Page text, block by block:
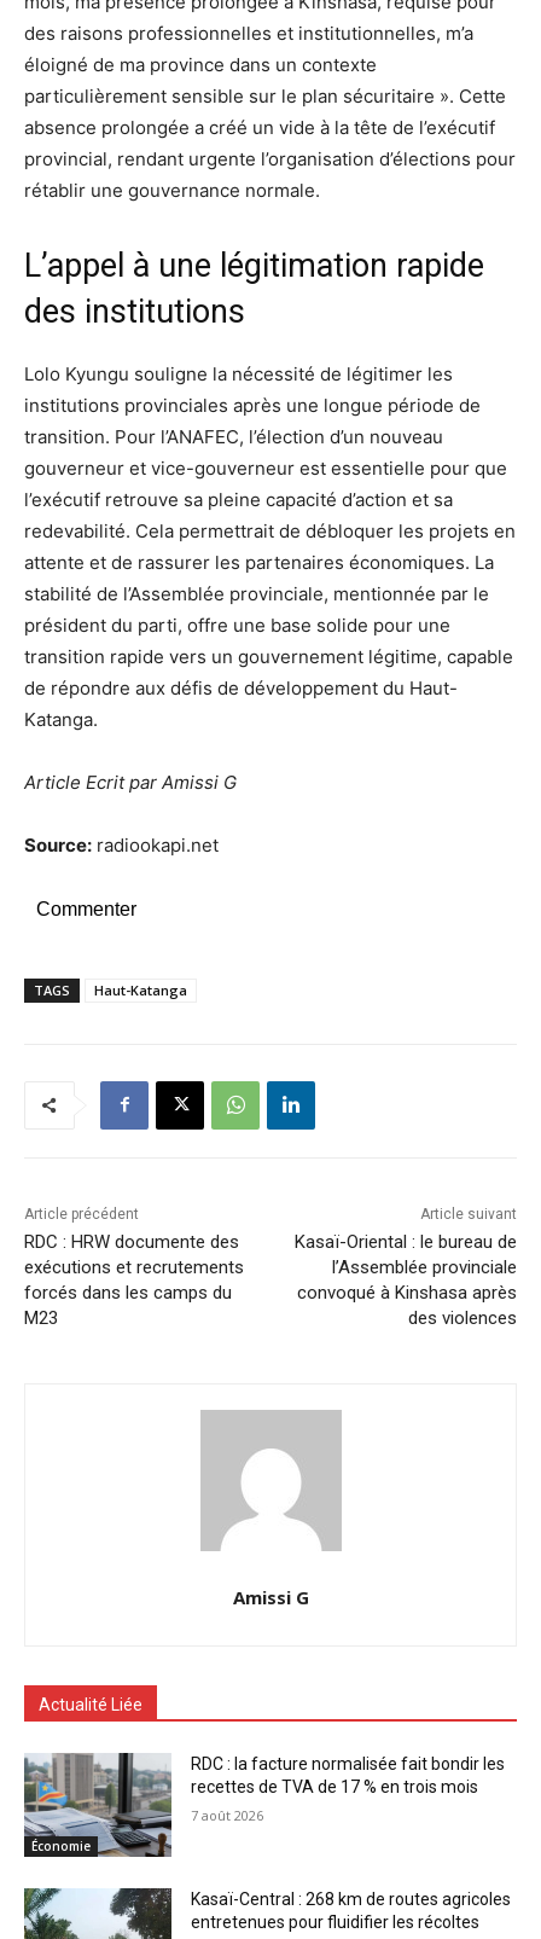
des raisons professionnelles et institutionnelles, m’a
éloigné de ma province dans un contexte
particulièrement sensible sur le plan sécuritaire ». Cette
absence prolongée a créé un vide à la tête de l’exécutif
provincial, rendant urgente l’organisation d’élections pour
rétablir une gouvernance normale.
L’appel à une légitimation rapide
des institutions
Lolo Kyungu souligne la nécessité de légitimer les
institutions provinciales après une longue période de
transition. Pour l’ANAFEC, l’élection d’un nouveau
gouverneur et vice-gouverneur est essentielle pour que
l’exécutif retrouve sa pleine capacité d’action et sa
redevabilité. Cela permettrait de débloquer les projets en
attente et de rassurer les partenaires économiques. La
stabilité de l’Assemblée provinciale, mentionnée par le
président du parti, offre une base solide pour une
transition rapide vers un gouvernement légitime, capable
de répondre aux défis de développement du Haut-
Katanga.
Article Ecrit par Amissi G
Source: radiookapi.net
Commenter
TAGS Haut-Katanga
Article précédent
RDC : HRW documente des
exécutions et recrutements
forcés dans les camps du
M23
Article suivant
Kasaï-Oriental : le bureau de
l’Assemblée provinciale
convoqué à Kinshasa après
des violences
Amissi G
Actualité Liée
Économie
RDC : la facture normalisée fait bondir les
recettes de TVA de 17 % en trois mois
7 août 2026
Kasaï-Central : 268 km de routes agricoles
entretenues pour fluidifier les récoltes